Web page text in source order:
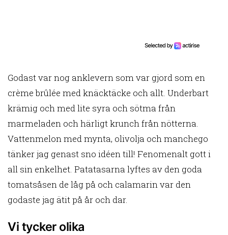
Godast var nog anklevern som var gjord som en
crème brûlée med knäcktäcke och allt. Underbart
krämig och med lite syra och sötma från
marmeladen och härligt krunch från nötterna.
Vattenmelon med mynta, olivolja och manchego
tänker jag genast sno idéen till! Fenomenalt gott i
all sin enkelhet. Patatasarna lyftes av den goda
tomatsåsen de låg på och calamarin var den
godaste jag ätit på år och dar.
Vi tycker olika